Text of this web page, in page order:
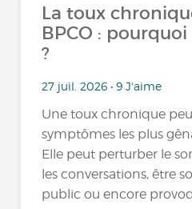
La toux
BPCO :
?
27 juil. 2026 • 9 J'aime
Une toux chronique
symptômes les plus
Elle peut perturber le
les conversations, être
public ou encore